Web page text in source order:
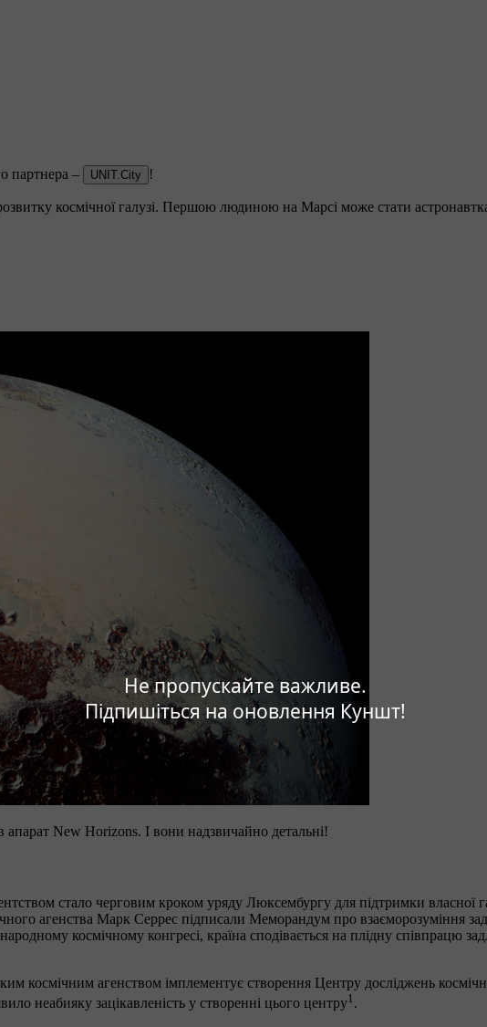
Не пропускайте важливе.
Підпишіться на оновлення Куншт!
партнера – UNIT.City !
космічної галузі. Першою людиною на Марсі може стати
New Horizons. І вони надзвичайно детальні!
стало черговим кроком уряду Люксембургу для підтримки власної
агенства Марк Серрес підписали Меморандум про взаєморозуміння
космічному конгресі, країна сподівається на плідну співпрацю
космічним агенством імплементує створення Центру досліджень
неабияку зацікавленість у створенні цього центру1 .